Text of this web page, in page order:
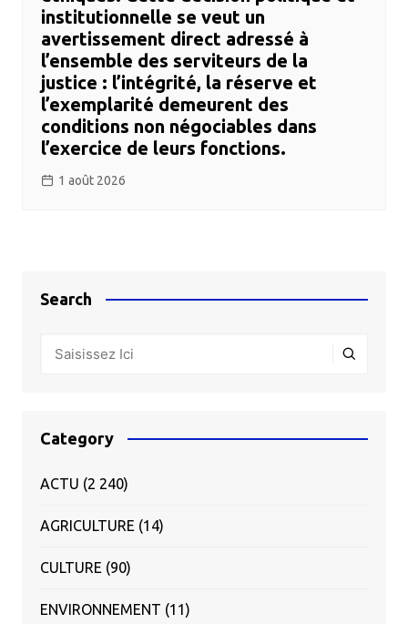
institutionnelle se veut un
avertissement direct adressé à
l’ensemble des serviteurs de la
justice : l’intégrité, la réserve et
l’exemplarité demeurent des
conditions non négociables dans
l’exercice de leurs fonctions.
1 août 2026
Search
Category
ACTU (2 240)
AGRICULTURE (14)
CULTURE (90)
ENVIRONNEMENT (11)